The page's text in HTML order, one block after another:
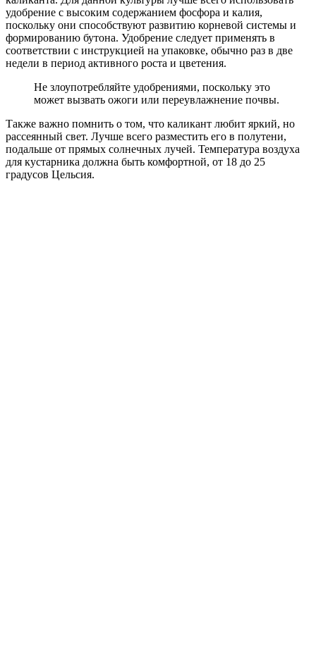
удобрение с высоким содержанием фосфора и калия,
поскольку они способствуют развитию корневой системы и
формированию бутона. Удобрение следует применять в
соответствии с инструкцией на упаковке, обычно раз в две
недели в период активного роста и цветения.
Не злоупотребляйте удобрениями, поскольку это
может вызвать ожоги или переувлажнение почвы.
Также важно помнить о том, что каликант любит яркий, но
рассеянный свет. Лучше всего разместить его в полутени,
подальше от прямых солнечных лучей. Температура воздуха
для кустарника должна быть комфортной, от 18 до 25
градусов Цельсия.